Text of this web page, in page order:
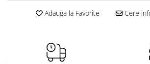
Adauga la Favorite Cere